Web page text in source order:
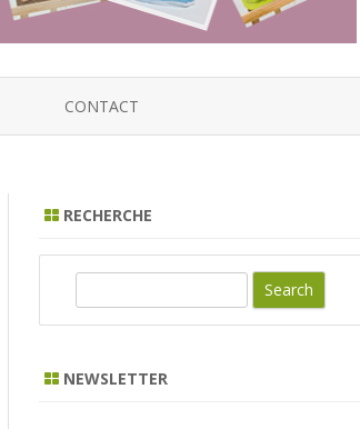
CONTACT
RECHERCHE
c
NEWSLETTER